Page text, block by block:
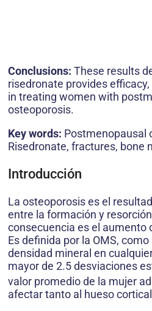
Conclusions: These results
risedronate provides
in treating women with
osteoporosis.
Key words: Postmenopausal
Risedronate, fractures, bone
Introducción
La osteoporosis es el
entre la formación y
consecuencia es el aumento
Es definida por la OMS,
densidad mineral en
mayor de 2.5 desviaciones
valor promedio de la mujer
afectar tanto al hueso